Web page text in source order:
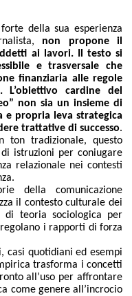
della sua esperienza
non propone il
ai lavori. Il testo si
e trasversale che
finanziaria alle regole
L’obiettivo cardine del
non sia un insieme di
e propria leva strategica
trattative di successo.
ton tradizionale, questo
istruzioni per coniugare
relazionale nei contesti
della comunicazione
il contesto culturale dei
teoria sociologica per
i rapporti di forza
casi quotidiani ed esempi
trasforma i concetti
all’uso per affrontare
come genere all’incrocio